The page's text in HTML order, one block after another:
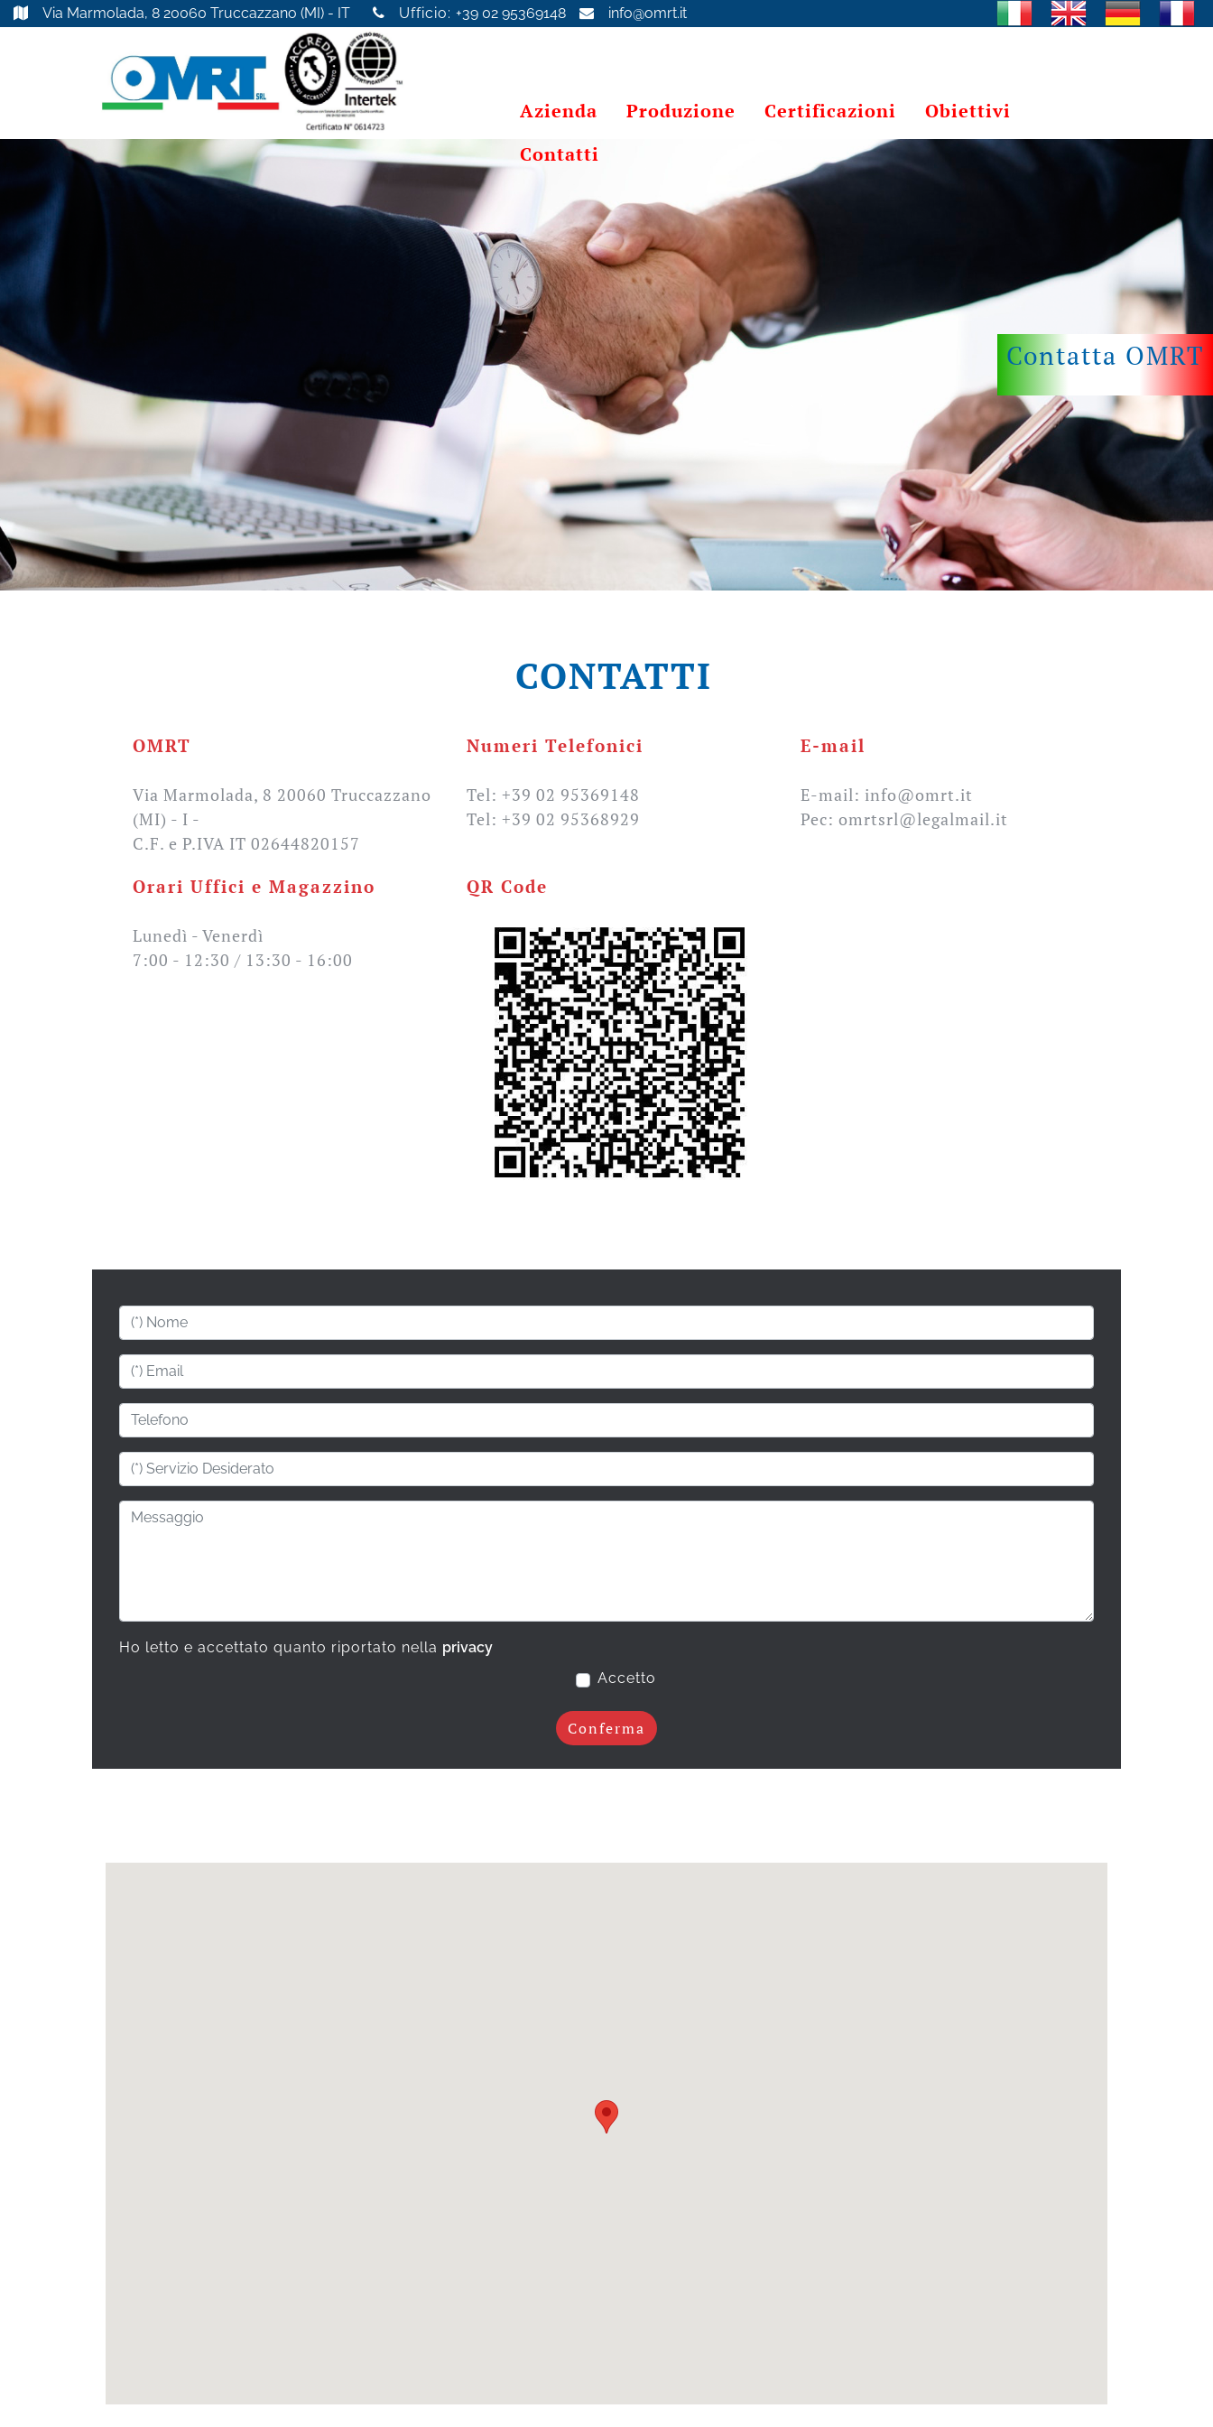
Via Marmolada, 8 20060 Truccazzano (MI) - IT Ufficio: +39 02 95369148 info@omrt.it
Azienda Produzione Certificazioni
Obiettivi
Contatti
Contatta OMRT
CONTATTI
OMRT
Via Marmolada, 8 20060 Truccazzano
(MI) - I -
C.F. e P.IVA IT 02644820157
Numeri Telefonici
Tel: +39 02 95369148
Tel: +39 02 95368929
E-mail
E-mail: info@omrt.it
Pec: omrtsrl@legalmail.it
Orari Uffici e Magazzino
Lunedì - Venerdì
7:00 - 12:30 / 13:30 - 16:00
QR Code
Ho letto e accettato quanto riportato nella privacy
Accetto